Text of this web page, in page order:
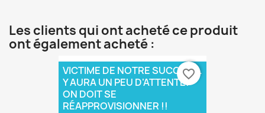
Les clients qui ont acheté ce produit
ont également acheté :
VICTIME DE NOTRE SUCCÈS IL
Y AURA UN PEU D'ATTENTE!
ON DOIT SE
RÉAPPROVISIONNER !!
favorite_border